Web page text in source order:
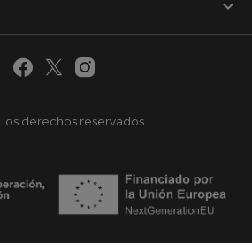
derechos reservados.
